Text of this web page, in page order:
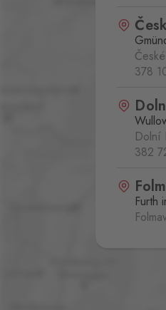
378
Dolní
382
Furth